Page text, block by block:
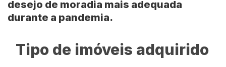
desejo de moradia mais adequada
durante a pandemia.
Tipo de imóveis adquirido